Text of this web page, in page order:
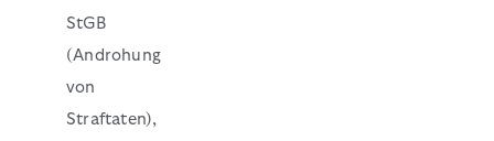
StGB
(Androhung
von
Straftaten),